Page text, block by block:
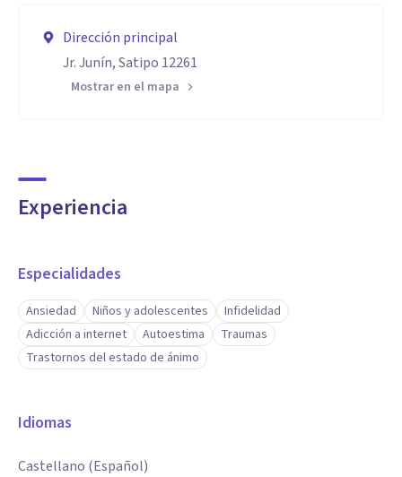
Dirección principal
Jr. Junín, Satipo 12261
Mostrar en el mapa
Experiencia
Especialidades
Ansiedad Niños y adolescentes
Infidelidad
Adicción a internet
Autoestima
Traumas
Trastornos del estado de ánimo
Idiomas
Castellano (Español)